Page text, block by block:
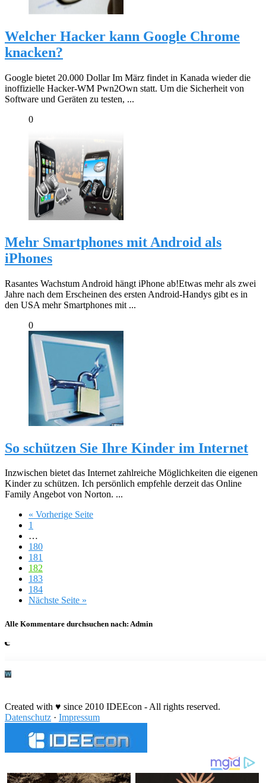
Welcher Hacker kann Google Chrome
knacken?
Google bietet 20.000 Dollar Im März findet in Kanada wieder die
inoffizielle Hacker-WM Pwn2Own statt. Um die Sicherheit von
Software und Geräten zu testen, ...
0
Mehr Smartphones mit Android als
iPhones
Rasantes Wachstum Android hängt iPhone ab!Etwas mehr als zwei
Jahre nach dem Erscheinen des ersten Android-Handys gibt es in
den USA mehr Smartphones mit ...
0
So schützen Sie Ihre Kinder im Internet
Inzwischen bietet das Internet zahlreiche Möglichkeiten die eigenen
Kinder zu schützen. Ich persönlich empfehle derzeit das Online
Family Angebot von Norton. ...
« Vorherige Seite
1
…
180
181
182
183
184
Nächste Seite »
Alle Kommentare durchsuchen nach: Admin
Created with ♥ since 2010 IDEEcon - All rights reserved.
Datenschutz · Impressum